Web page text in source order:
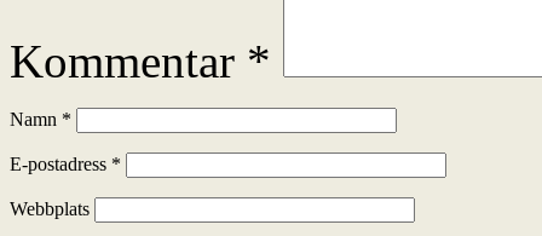
Kommentar *
Namn *
E-postadress *
Webbplats